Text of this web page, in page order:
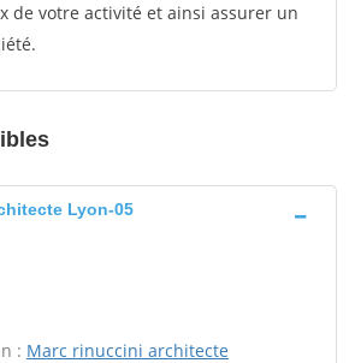
de votre activité et ainsi assurer un
Lyon-05
: Marc rinuccini architecte